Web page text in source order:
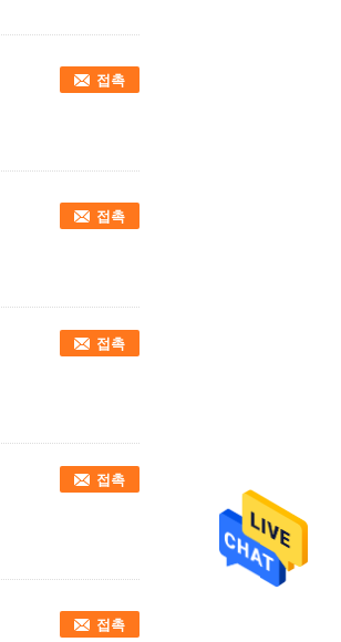
접촉
접촉
접촉
접촉
접촉